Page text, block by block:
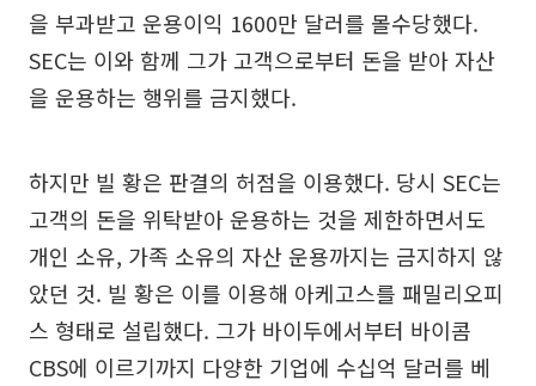
을 부과받고 운용이익 1600만 달러를 몰수당했다.
SEC는 이와 함께 그가 고객으로부터 돈을 받아 자산
을 운용하는 행위를 금지했다.
하지만 빌 황은 판결의 허점을 이용했다. 당시 SEC는
고객의 돈을 위탁받아 운용하는 것을 제한하면서도
개인 소유, 가족 소유의 자산 운용까지는 금지하지 않
았던 것. 빌 황은 이를 이용해 아케고스를 패밀리오피
스 형태로 설립했다. 그가 바이두에서부터 바이콤
CBS에 이르기까지 다양한 기업에 수십억 달러를 베